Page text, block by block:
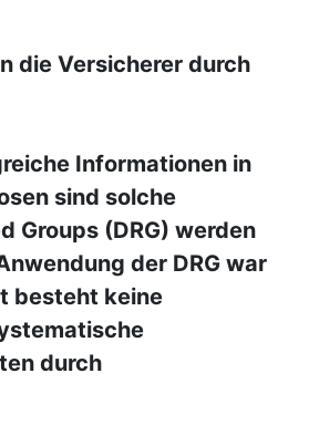
die Versicherer durch
Informationen in
sind solche
Groups (DRG) werden
der DRG war
besteht keine
durch